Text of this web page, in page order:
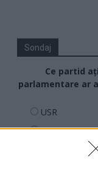
Sondaj
Ce partid
parlamentare ar
USR
PNL